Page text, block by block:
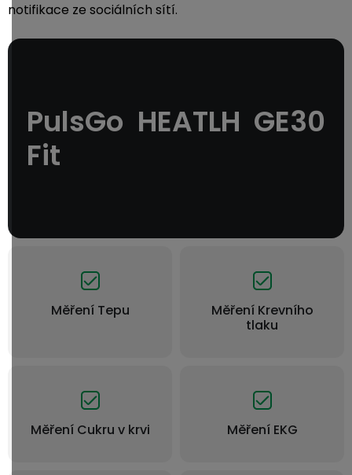
notifikace ze sociálních sítí.
PulsGo HEATLH GE30
Fit
Měření Tepu
Měření Krevního
tlaku
Měření Cukru v krvi Měření EKG